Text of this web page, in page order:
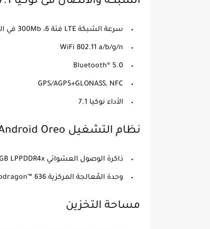
سرعة الشبكة LTE فئة 6، 300Mb في الثانية للتنزيل/50Mb في الثانية للتحميل
WiFi 802.11 a/b/g/n
Bluetooth® 5.0
GPS/AGPS+GLONASS, NFC
الأداء نوكيا 7.1
نظام التشغيل Android Oreo
ذاكرة الوصول العشوائي 3/4GB LPPDDR4x
وحدة المُعالجة المركزية Qualcomm® Snapdragon™ 636
مساحة التخزين